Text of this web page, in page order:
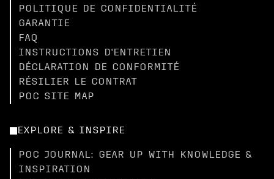
POLITIQUE DE CONFIDENTIALITÉ
GARANTIE
FAQ
INSTRUCTIONS D'ENTRETIEN
DÉCLARATION DE CONFORMITÉ
RÉSILIER LE CONTRAT
POC SITE MAP
EXPLORE & INSPIRE
POC JOURNAL: GEAR UP WITH KNOWLEDGE &
INSPIRATION